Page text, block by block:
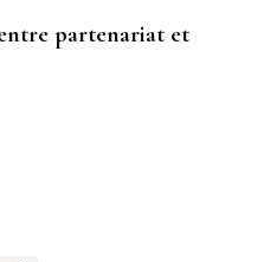
partenariat et